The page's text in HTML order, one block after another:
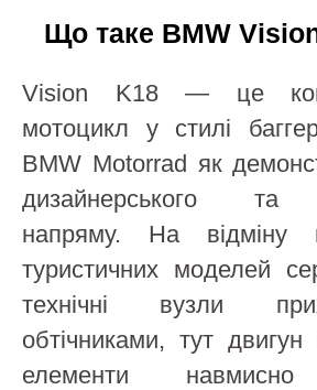
Що таке BMW
Vision K18 — це
мотоцикл у стилі
BMW Motorrad як
дизайнерського та
напряму. На відміну
туристичних моделей
технічні вузли
обтічниками, тут двигун
елементи навмисно